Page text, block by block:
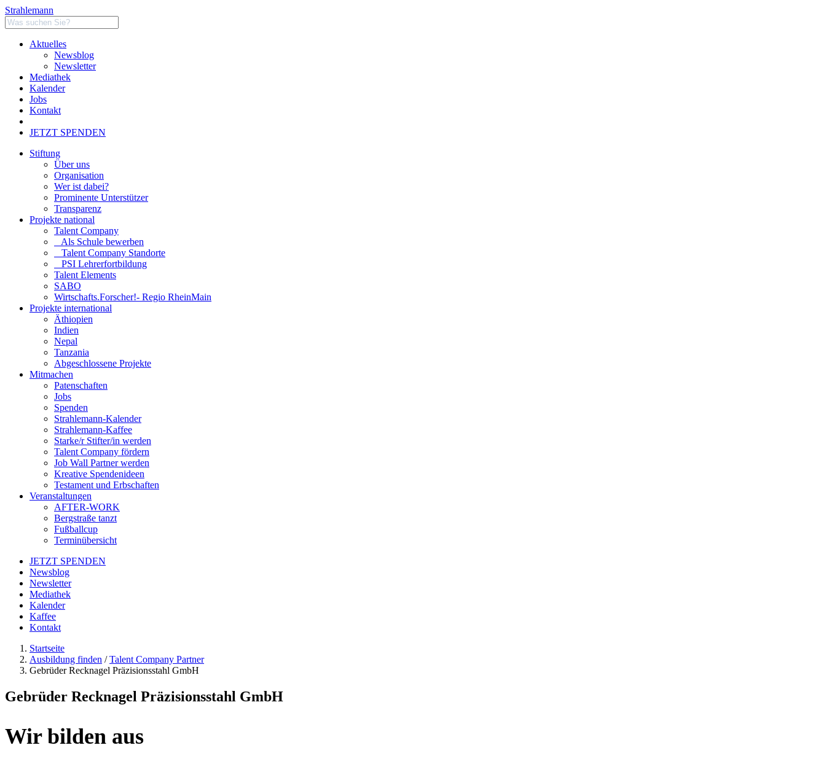
Strahlemann
Aktuelles
Newsblog
Newsletter
Mediathek
Kalender
Jobs
Kontakt
JETZT SPENDEN
Stiftung
Über uns
Organisation
Wer ist dabei?
Prominente Unterstützer
Transparenz
Projekte national
Talent Company
Als Schule bewerben
Talent Company Standorte
PSI Lehrerfortbildung
Talent Elements
SABO
Wirtschafts.Forscher!- Regio RheinMain
Projekte international
Äthiopien
Indien
Nepal
Tanzania
Abgeschlossene Projekte
Mitmachen
Patenschaften
Jobs
Spenden
Strahlemann-Kalender
Strahlemann-Kaffee
Starke/r Stifter/in werden
Talent Company fördern
Job Wall Partner werden
Kreative Spendenideen
Testament und Erbschaften
Veranstaltungen
AFTER-WORK
Bergstraße tanzt
Fußballcup
Terminübersicht
JETZT SPENDEN
Newsblog
Newsletter
Mediathek
Kalender
Kaffee
Kontakt
Startseite
Ausbildung finden /Talent Company Partner
Gebrüder Recknagel Präzisionsstahl GmbH
Gebrüder Recknagel Präzisionsstahl GmbH
Wir bilden aus